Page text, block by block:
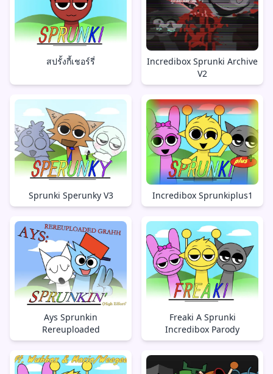
สปรั้งกี้เชอร์รี่
Incredibox Sprunki Archive
V2
Sprunki Sperunky V3 Incredibox Sprunkiplus1
Ays Sprunkin
Rereuploaded
Freaki A Sprunki
Incredibox Parody